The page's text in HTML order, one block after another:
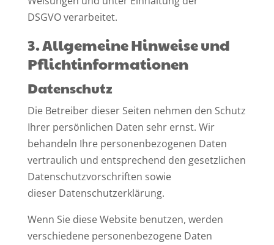
DSGVO verarbeitet.
3. Allgemeine Hinweise und
Pflicht­informationen
Datenschutz
Die Betreiber dieser Seiten nehmen den Schutz
Ihrer persönlichen Daten sehr ernst. Wir
behandeln Ihre personenbezogenen Daten
vertraulich und entsprechend den gesetzlichen
Datenschutzvorschriften sowie
dieser Datenschutzerklärung.
Wenn Sie diese Website benutzen, werden
verschiedene personenbezogene Daten